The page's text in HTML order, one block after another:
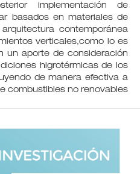
implementación de
basados en materiales de
contemporánea
verticales,como lo es
un aporte de consideración
higrotérmicas de los
de manera efectiva a
combustibles no renovables